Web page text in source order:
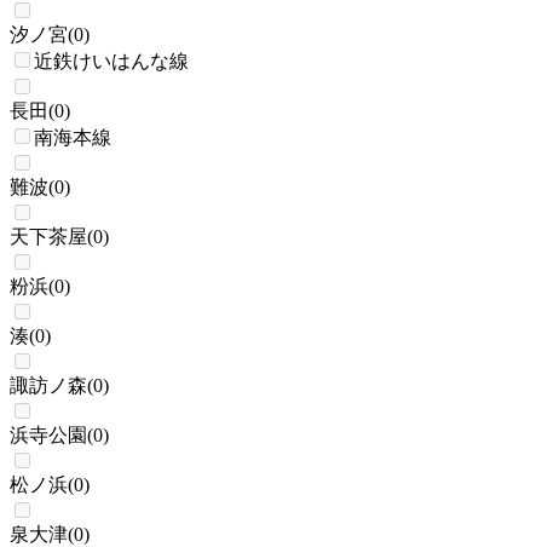
汐ノ宮(0)
近鉄けいはんな線
長田(0)
南海本線
難波(0)
天下茶屋(0)
粉浜(0)
湊(0)
諏訪ノ森(0)
浜寺公園(0)
松ノ浜(0)
泉大津(0)